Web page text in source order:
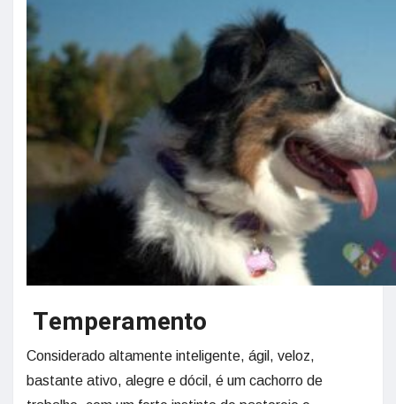
Temperamento
Considerado altamente inteligente, ágil, veloz,
bastante ativo, alegre e dócil, é um cachorro de